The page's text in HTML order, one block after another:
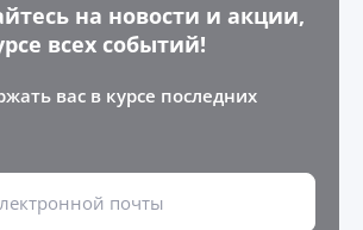
на новости и акции,
всех событий!
вас в курсе последних